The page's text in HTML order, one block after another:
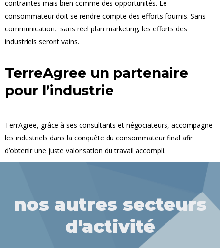
contraintes mais bien comme des opportunités. Le
consommateur doit se rendre compte des efforts fournis. Sans
communication, sans réel plan marketing, les efforts des
industriels seront vains.
TerreAgree un partenaire
pour l’industrie
TerrAgree, grâce à ses consultants et négociateurs, accompagne
les industriels dans la conquête du consommateur final afin
d’obtenir une juste valorisation du travail accompli.
nos autres secteurs
d'activité